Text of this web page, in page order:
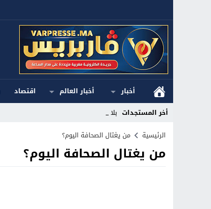
أخبار أخبار العالم اقتصاد
أخر المستجدات بلاغ ا_
Stop
Previous
الرئيسية من يغتال الصحافة اليوم؟
من يغتال الصحافة اليوم؟